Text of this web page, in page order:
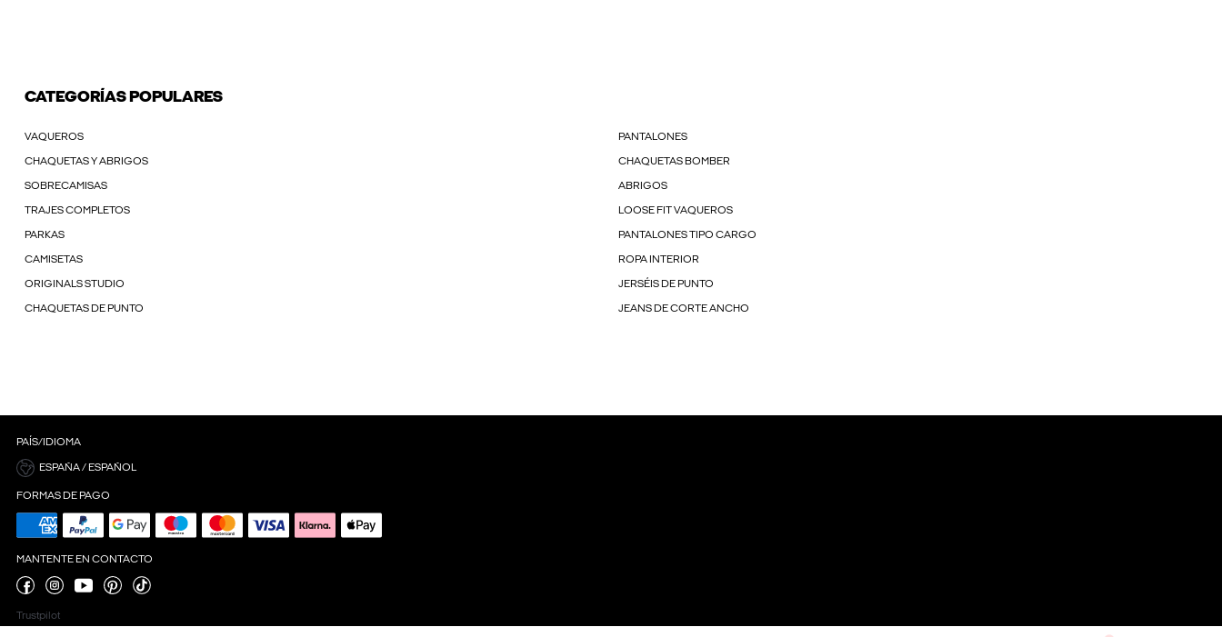
CATEGORÍAS POPULARES
VAQUEROS PANTALONES
CHAQUETAS Y ABRIGOS CHAQUETAS BOMBER
SOBRECAMISAS ABRIGOS
TRAJES COMPLETOS LOOSE FIT VAQUEROS
PARKAS PANTALONES TIPO CARGO
CAMISETAS ROPA INTERIOR
ORIGINALS STUDIO JERSÉIS DE PUNTO
CHAQUETAS DE PUNTO JEANS DE CORTE ANCHO
PAÍS/IDIOMA
ESPAÑA / ESPAÑOL
FORMAS DE PAGO
MANTENTE EN CONTACTO
Trustpilot